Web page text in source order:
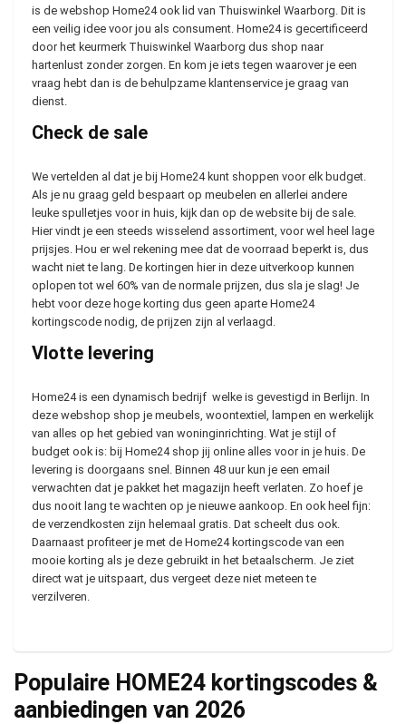
is de webshop Home24 ook lid van Thuiswinkel Waarborg. Dit is
een veilig idee voor jou als consument. Home24 is gecertificeerd
door het keurmerk Thuiswinkel Waarborg dus shop naar
hartenlust zonder zorgen. En kom je iets tegen waarover je een
vraag hebt dan is de behulpzame klantenservice je graag van
dienst.
Check de sale
We vertelden al dat je bij Home24 kunt shoppen voor elk budget.
Als je nu graag geld bespaart op meubelen en allerlei andere
leuke spulletjes voor in huis, kijk dan op de website bij de sale.
Hier vindt je een steeds wisselend assortiment, voor wel heel lage
prijsjes. Hou er wel rekening mee dat de voorraad beperkt is, dus
wacht niet te lang. De kortingen hier in deze uitverkoop kunnen
oplopen tot wel 60% van de normale prijzen, dus sla je slag! Je
hebt voor deze hoge korting dus geen aparte Home24
kortingscode nodig, de prijzen zijn al verlaagd.
Vlotte levering
Home24 is een dynamisch bedrijf welke is gevestigd in Berlijn. In
deze webshop shop je meubels, woontextiel, lampen en werkelijk
van alles op het gebied van woninginrichting. Wat je stijl of
budget ook is: bij Home24 shop jij online alles voor in je huis. De
levering is doorgaans snel. Binnen 48 uur kun je een email
verwachten dat je pakket het magazijn heeft verlaten. Zo hoef je
dus nooit lang te wachten op je nieuwe aankoop. En ook heel fijn:
de verzendkosten zijn helemaal gratis. Dat scheelt dus ook.
Daarnaast profiteer je met de Home24 kortingscode van een
mooie korting als je deze gebruikt in het betaalscherm. Je ziet
direct wat je uitspaart, dus vergeet deze niet meteen te
verzilveren.
Populaire HOME24 kortingscodes &
aanbiedingen van 2026